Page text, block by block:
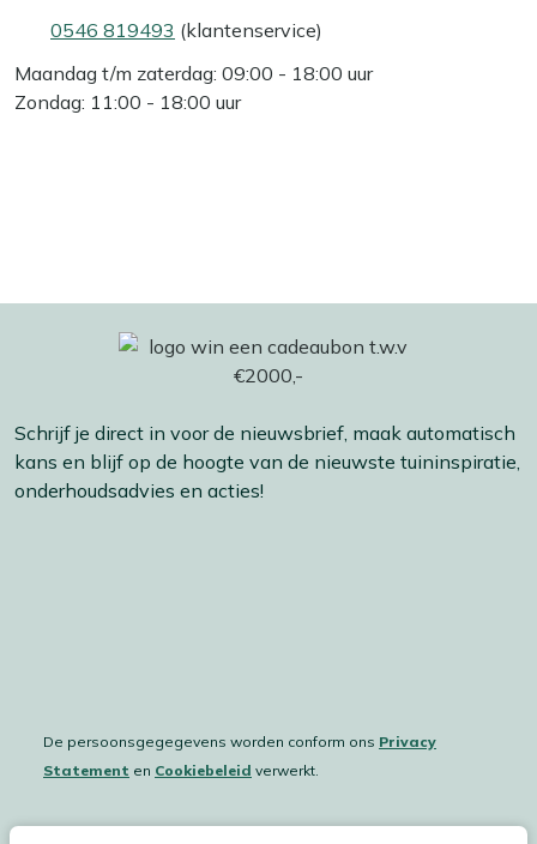
0546 819493 (klantenservice)
Maandag t/m zaterdag: 09:00 - 18:00 uur
Zondag: 11:00 - 18:00 uur
Schrijf je direct in voor de nieuwsbrief, maak automatisch
kans en blijf op de hoogte van de nieuwste tuininspiratie,
onderhoudsadvies en acties!
De persoonsgegegevens worden conform ons Privacy
Statement en Cookiebeleid verwerkt.